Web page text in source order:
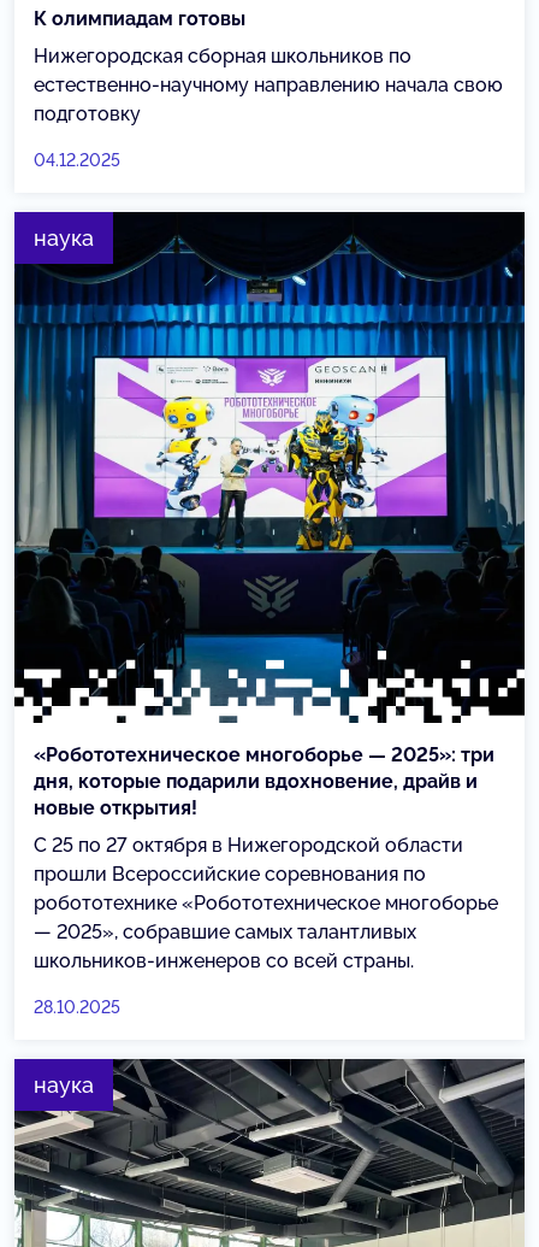
К олимпиадам готовы
Нижегородская сборная школьников по
естественно-научному направлению начала свою
подготовку
04.12.2025
наука
«Робототехническое многоборье — 2025»: три
дня, которые подарили вдохновение, драйв и
новые открытия!
С 25 по 27 октября в Нижегородской области
прошли Всероссийские соревнования по
робототехнике «Робототехническое многоборье
— 2025», собравшие самых талантливых
школьников-инженеров со всей страны.
28.10.2025
наука